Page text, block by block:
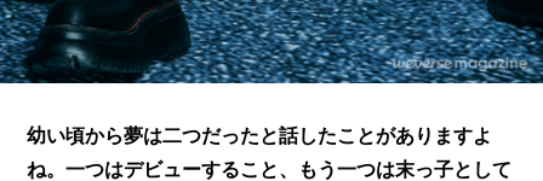
幼い頃から夢は二つだったと話したことがありますよ
ね。一つはデビューすること、もう一つは末っ子として